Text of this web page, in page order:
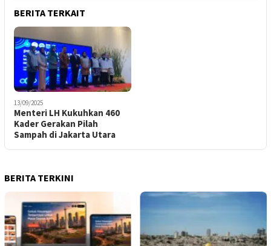
BERITA TERKAIT
13/09/2025
Menteri LH Kukuhkan 460
Kader Gerakan Pilah
Sampah di Jakarta Utara
BERITA TERKINI